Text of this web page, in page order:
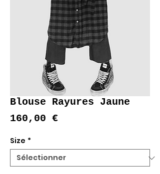
Blouse Rayures Jaune
160,00 €Prix
Size *